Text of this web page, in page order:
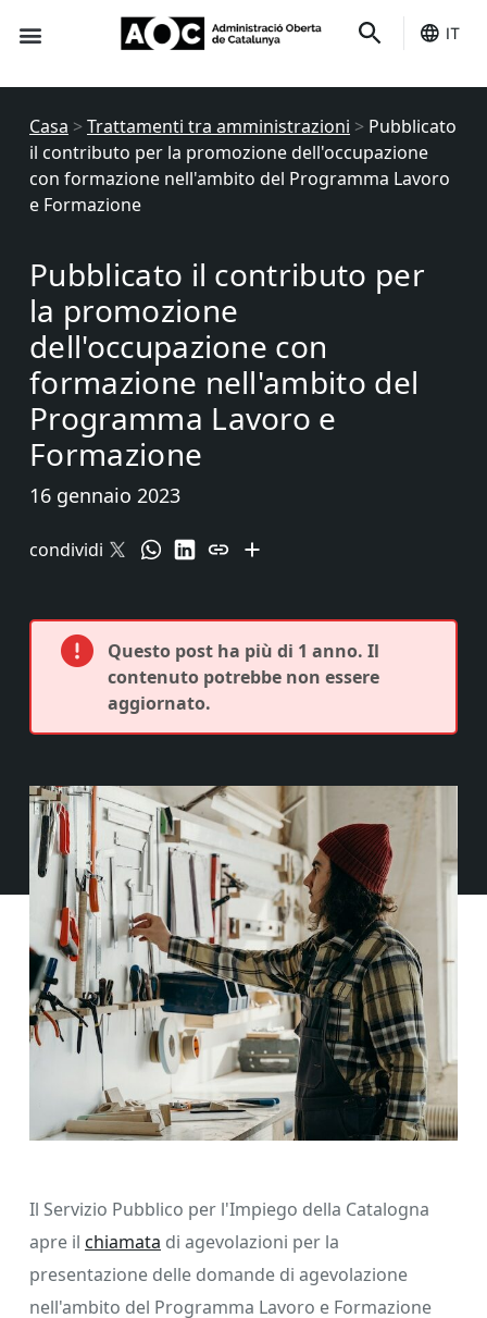
IT
Casa >Trattamenti tra amministrazioni > Pubblicato
il contributo per la promozione dell'occupazione
con formazione nell'ambito del Programma Lavoro
e Formazione
Pubblicato il contributo per
la promozione
dell'occupazione con
formazione nell'ambito del
Programma Lavoro e
Formazione
16 gennaio 2023
condividi
Questo post ha più di 1 anno. Il
contenuto potrebbe non essere
aggiornato.
Il Servizio Pubblico per l'Impiego della Catalogna
apre il chiamata di agevolazioni per la
presentazione delle domande di agevolazione
nell'ambito del Programma Lavoro e Formazione